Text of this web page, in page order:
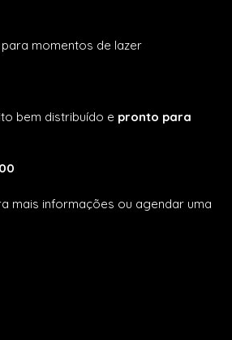
para momentos de lazer
bem distribuído e pronto para
mais informações ou agendar uma